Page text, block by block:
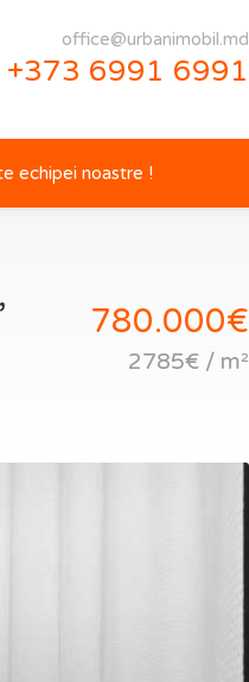
office@urbanimobil.md
+373 6991 6991
echipei noastre !
780.000€
2785€ / m²